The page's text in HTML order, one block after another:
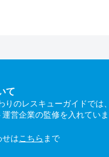
て
りのレスキューガイドでは
営企業の監修を入れていま
せはこちら まで